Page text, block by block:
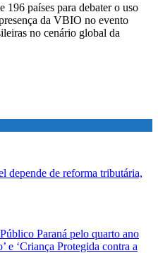
196 países para debater o uso
da VBIO no evento
no cenário global da
depende de reforma tributária,
Paraná pelo quarto ano
e ‘Criança Protegida contra a